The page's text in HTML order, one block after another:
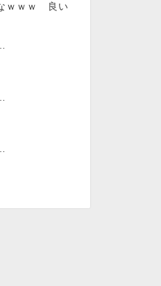
ｗｗｗ 良い